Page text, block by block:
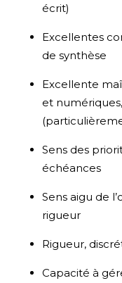
écrit)
Excellentes
de synthèse
Excellente
et
Sens des
échéances
Sens aigu de
rigueur
Rigueur,
Capacité à